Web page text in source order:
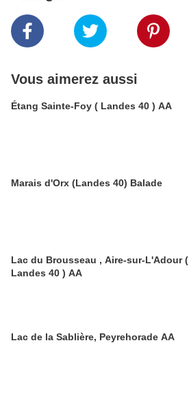
Vous aimerez aussi
Étang Sainte-Foy ( Landes 40 ) AA
Marais d'Orx (Landes 40) Balade
Lac du Brousseau , Aire-sur-L'Adour (
Landes 40 ) AA
Lac de la Sablière, Peyrehorade AA